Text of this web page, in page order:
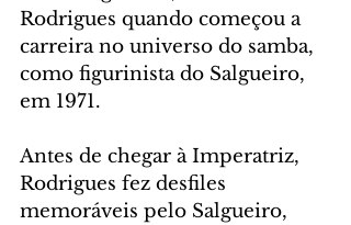
Rodrigues quando começou a
carreira no universo do samba,
como figurinista do Salgueiro,
em 1971.
Antes de chegar à Imperatriz,
Rodrigues fez desfiles
memoráveis pelo Salgueiro,